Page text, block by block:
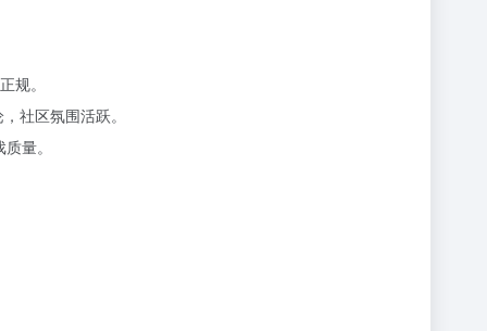
规。
社区氛围活跃。
量。